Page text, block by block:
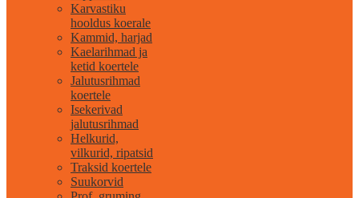
Karvastiku
hooldus koerale
Kammid, harjad
Kaelarihmad ja
ketid koertele
Jalutusrihmad
koertele
Isekerivad
jalutusrihmad
Helkurid,
vilkurid, ripatsid
Traksid koertele
Suukorvid